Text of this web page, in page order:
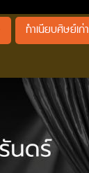
ทำเนียบศิษย์เก่า